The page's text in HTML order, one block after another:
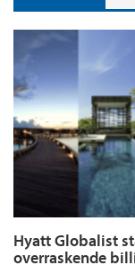
Hyatt Globalist
overraskende